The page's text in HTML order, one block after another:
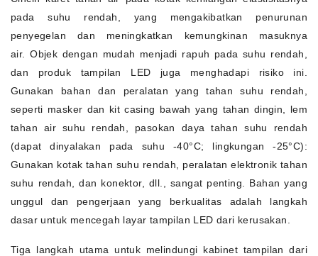
pada suhu rendah, yang mengakibatkan penurunan
penyegelan dan meningkatkan kemungkinan masuknya
air. Objek dengan mudah menjadi rapuh pada suhu rendah,
dan produk tampilan LED juga menghadapi risiko ini.
Gunakan bahan dan peralatan yang tahan suhu rendah,
seperti masker dan kit casing bawah yang tahan dingin, lem
tahan air suhu rendah, pasokan daya tahan suhu rendah
(dapat dinyalakan pada suhu -40°C; lingkungan -25°C):
Gunakan kotak tahan suhu rendah, peralatan elektronik tahan
suhu rendah, dan konektor, dll., sangat penting. Bahan yang
unggul dan pengerjaan yang berkualitas adalah langkah
dasar untuk mencegah layar tampilan LED dari kerusakan.
Tiga langkah utama untuk melindungi kabinet tampilan dari